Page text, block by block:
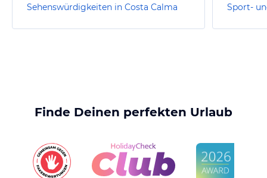
Sehenswürdigkeiten in Costa Calma
Finde Deinen perfekten Urlaub